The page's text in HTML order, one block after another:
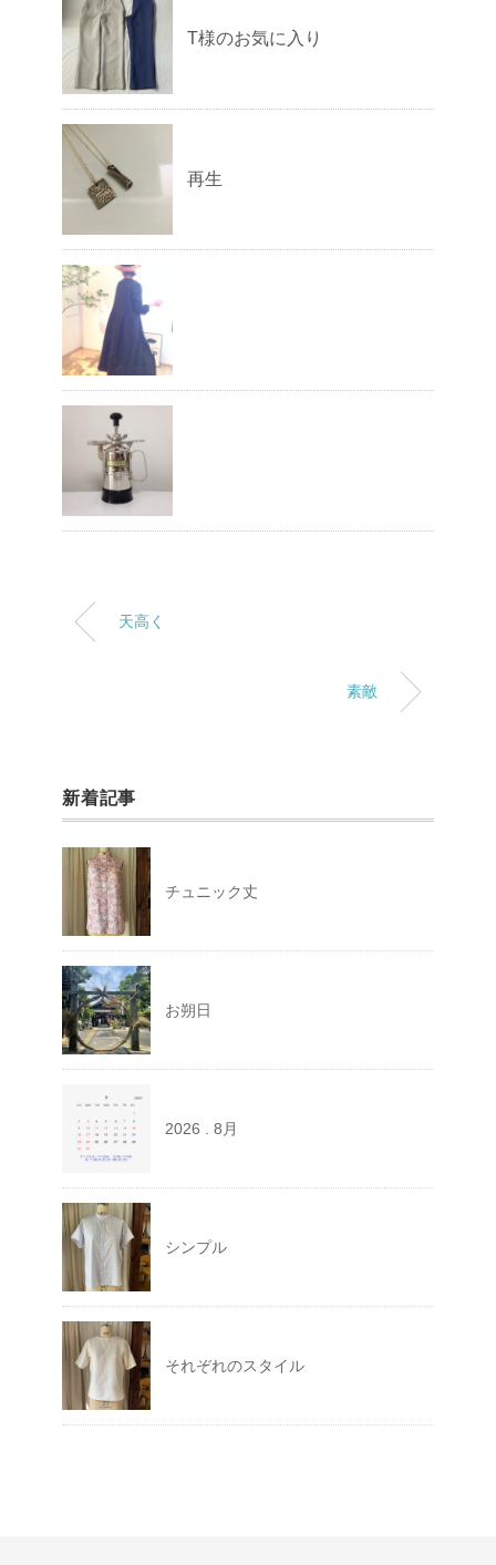
T様のお気に入り
再生
天高く
素敵
新着記事
チュニック丈
お朔日
2026 . 8月
シンプル
それぞれのスタイル